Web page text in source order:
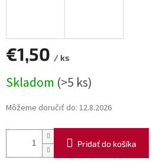
€1,50 / ks
cena:
Skladom (>5 ks)
Môžeme doručiť do: 12.8.2026
Pridať do košíka